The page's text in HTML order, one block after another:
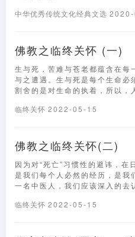
中华优秀传统文化经典文选 2020-
佛教之临终关怀 (一)
生与死，苦难与苍老都蕴含在每
与之遭遇。生与死是每个生命必
割舍的是对生命的执着，所以
临终关怀 2022-05-15
佛教之临终关怀(二)
因为对“死亡”习惯性的避讳，在
是我们每个人必然的经历，是我
一名中医人，我们应该深入的
临终关怀 2022-05-15